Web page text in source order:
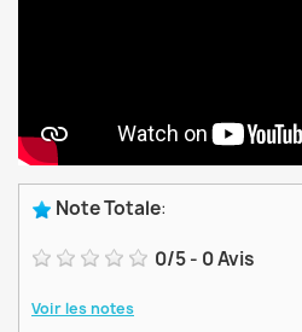
Note Totale:
0/5- 0Avis
Voir les notes